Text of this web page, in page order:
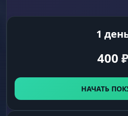
1
400 ₽
НАЧАТЬ